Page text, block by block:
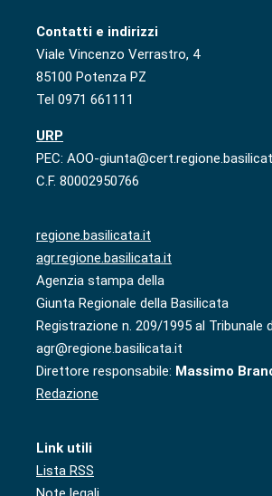
Contatti e indirizzi
Viale Vincenzo Verrastro, 4
85100 Potenza PZ
Tel 0971 661111
URP
PEC: AOO-
C.F. 80002950766
regione.basilicata.it
agr.regione.basilicata.it
Agenzia stampa della
Giunta Regionale della Basilicata
Registrazione n. 209/1995 al Tribunale
agr@regione.basilicata.it
Direttore responsabile: Massimo
Redazione
Link utili
Lista RSS